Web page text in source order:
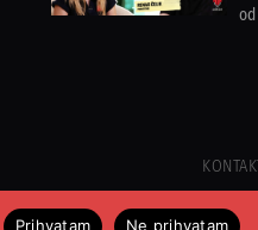
Prihvatam Ne prihvatam